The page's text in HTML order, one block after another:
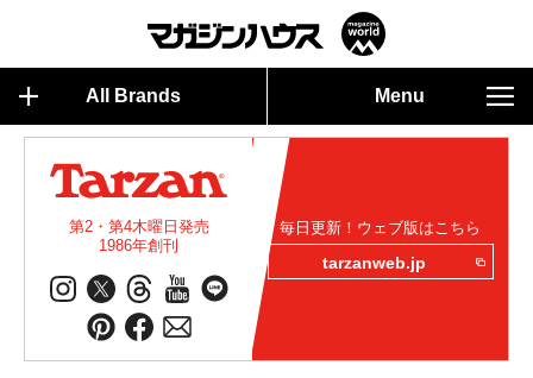
All Brands Menu
第2・第4木曜日発売
1986年創刊
毎日更新！ウェブ版はこちら
tarzanweb.jp